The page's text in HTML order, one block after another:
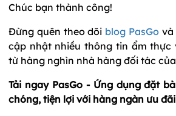
Chúc bạn thành công!
Đừng quên theo dõi blog PasGovà
cập nhật nhiều thông tin ẩm thực
từ hàng nghìn nhà hàng đối tác của
Tải ngay PasGo - Ứng dụng đặt
chóng, tiện lợi với hàng ngàn ưu